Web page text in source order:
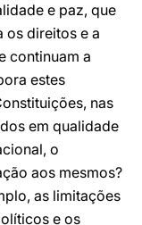
e paz, que
os direitos e a
continuam a
estes
nas
em qualidade
o
aos mesmos?
as limitações
e os